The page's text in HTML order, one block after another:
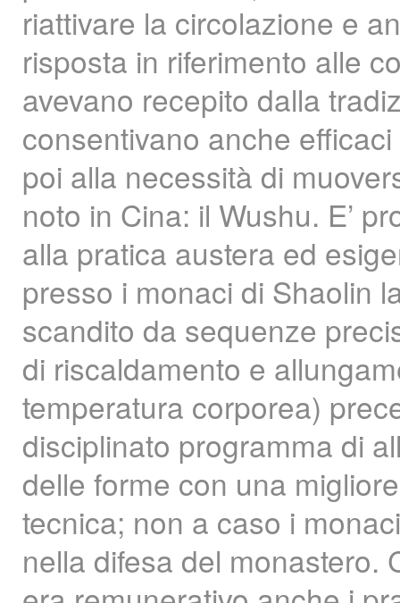
riattivare la circolazione e
risposta in riferimento alle
avevano recepito dalla
consentivano anche
poi alla necessità di
noto in Cina: il Wushu. E’
alla pratica austera ed
presso i monaci di Shaolin
scandito da sequenze
di riscaldamento e
temperatura corporea)
disciplinato programma di
delle forme con una
tecnica; non a caso i
nella difesa del monastero.